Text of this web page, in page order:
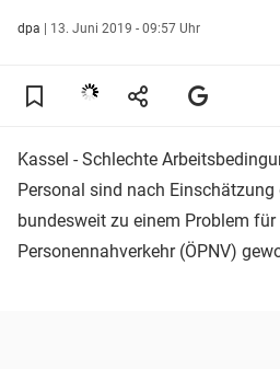
dpa | 13. Juni 2019 - 09:57 Uhr
Kassel - Schlechte
Personal sind nach Einschätzung
bundesweit zu einem Problem
Personennahverkehr (ÖPNV)